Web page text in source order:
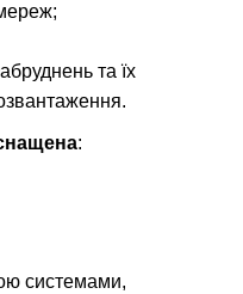
та їх
:
системами,